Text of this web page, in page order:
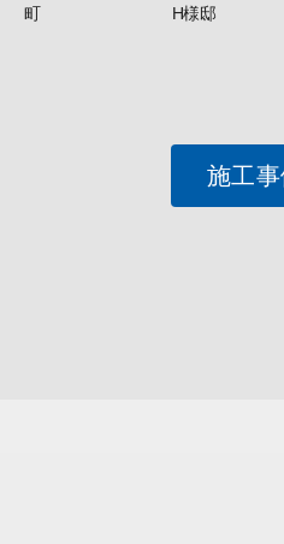
町 H様邸
施工